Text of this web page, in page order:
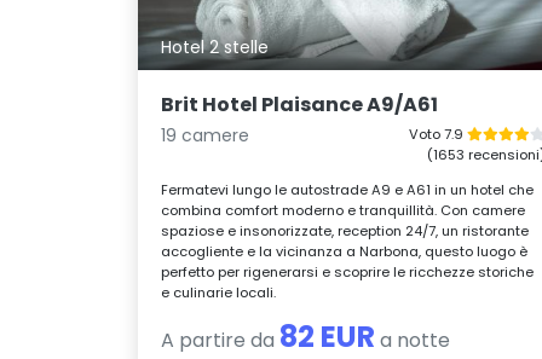
Hotel 2 stelle
Brit Hotel Plaisance A9/A61
19 camere
Voto 7.9
(1653
Fermatevi lungo le autostrade A9 e A61 in un hotel che
combina comfort moderno e tranquillità. Con camere
spaziose e insonorizzate, reception 24/7, un ristorante
accogliente e la vicinanza a Narbona, questo luogo è
perfetto per rigenerarsi e scoprire le ricchezze storiche
e culinarie locali.
A partire da 82 EUR a notte